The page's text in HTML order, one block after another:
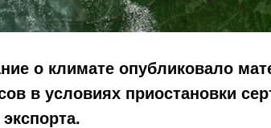
о климате опубликовало
в условиях приостановки